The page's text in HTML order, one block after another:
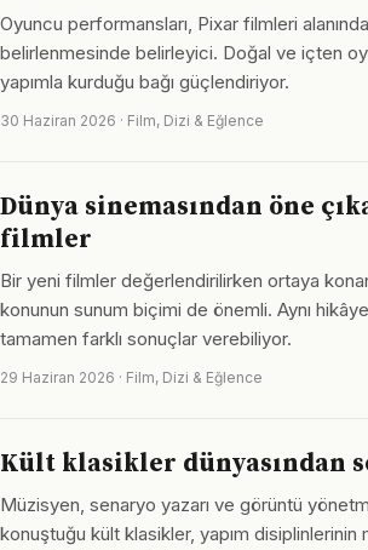
Oyuncu performansları, Pixar filmleri
belirlenmesinde belirleyici. Doğal ve içten
yapımla kurduğu bağı güçlendiriyor.
30 Haziran 2026 · Film, Dizi & Eğlence
Dünya sinemasından öne
filmler
Bir yeni filmler değerlendirilirken ortaya
konunun sunum biçimi de önemli. Aynı
tamamen farklı sonuçlar verebiliyor.
29 Haziran 2026 · Film, Dizi & Eğlence
Kült klasikler dünyasından
Müzisyen, senaryo yazarı ve görüntü
konuştuğu kült klasikler, yapım disiplinlerinin